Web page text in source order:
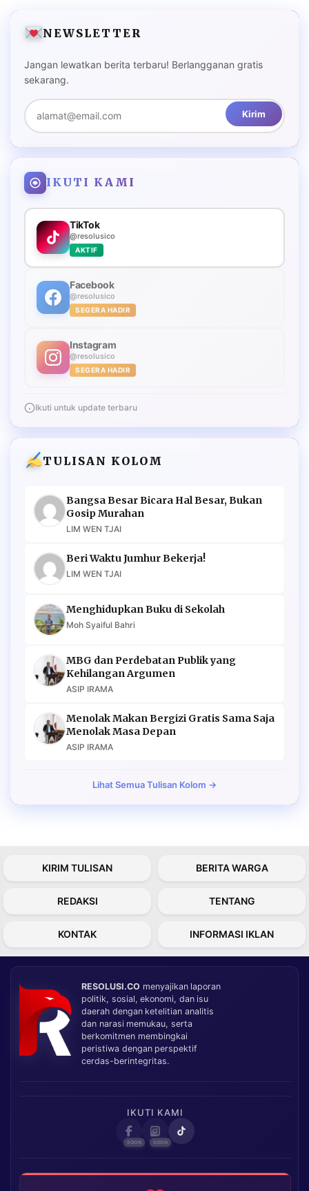
NEWSLETTER
Jangan lewatkan berita terbaru! Berlangganan gratis
sekarang.
Kirim
IKUTI KAMI
TikTok
@resolusico
AKTIF
Facebook
@resolusico
SEGERA HADIR
Instagram
@resolusico
SEGERA HADIR
Ikuti untuk update terbaru
TULISAN KOLOM
Bangsa Besar Bicara Hal Besar, Bukan
Gosip Murahan
LIM WEN TJAI
Beri Waktu Jumhur Bekerja!
LIM WEN TJAI
Menghidupkan Buku di Sekolah
Moh Syaiful Bahri
MBG dan Perdebatan Publik yang
Kehilangan Argumen
ASIP IRAMA
Menolak Makan Bergizi Gratis Sama Saja
Menolak Masa Depan
ASIP IRAMA
Lihat Semua Tulisan Kolom →
KIRIM TULISAN BERITA WARGA
REDAKSI TENTANG
KONTAK INFORMASI IKLAN
RESOLUSI.CO menyajikan laporan
politik, sosial, ekonomi, dan isu
daerah dengan ketelitian analitis
dan narasi memukau, serta
berkomitmen membingkai
peristiwa dengan perspektif
cerdas-berintegritas.
IKUTI KAMI